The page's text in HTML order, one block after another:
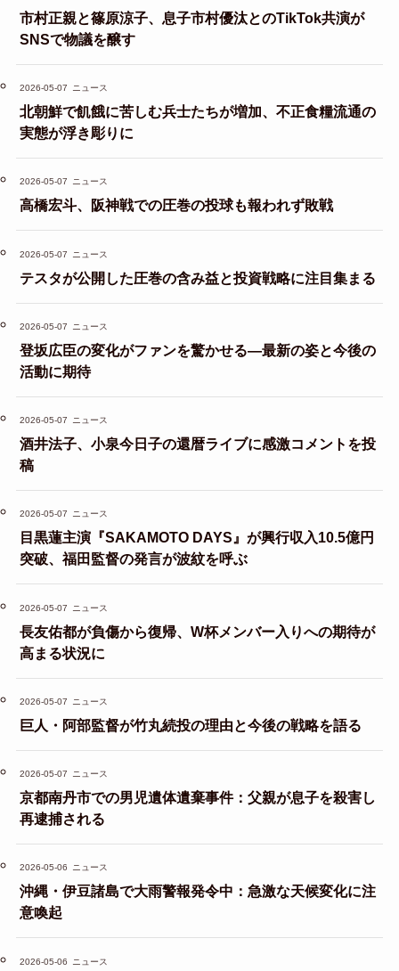
市村正親と篠原涼子、息子市村優汰とのTikTok共演が
SNSで物議を醸す
2026-05-07 ニュース
北朝鮮で飢餓に苦しむ兵士たちが増加、不正食糧流通の
実態が浮き彫りに
2026-05-07 ニュース
高橋宏斗、阪神戦での圧巻の投球も報われず敗戦
2026-05-07 ニュース
テスタが公開した圧巻の含み益と投資戦略に注目集まる
2026-05-07 ニュース
登坂広臣の変化がファンを驚かせる—最新の姿と今後の
活動に期待
2026-05-07 ニュース
酒井法子、小泉今日子の還暦ライブに感激コメントを投
稿
2026-05-07 ニュース
目黒蓮主演『SAKAMOTO DAYS』が興行収入10.5億円
突破、福田監督の発言が波紋を呼ぶ
2026-05-07 ニュース
長友佑都が負傷から復帰、W杯メンバー入りへの期待が
高まる状況に
2026-05-07 ニュース
巨人・阿部監督が竹丸続投の理由と今後の戦略を語る
2026-05-07 ニュース
京都南丹市での男児遺体遺棄事件：父親が息子を殺害し
再逮捕される
2026-05-06 ニュース
沖縄・伊豆諸島で大雨警報発令中：急激な天候変化に注
意喚起
2026-05-06 ニュース